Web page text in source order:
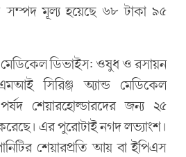
সম্পদ মূল্য হয়েছে ৬৮ টাকা ৯৫
মেডিকেল ডিভাইস: ওষুধ ও রসায়ন
সিরিঞ্জ অ্যান্ড মেডিকেল
শেয়ারহোল্ডারদের জন্য ২৫
এর পুরোটাই নগদ লভ্যাংশ।
শেয়ারপ্রতি আয় বা ইপিএস